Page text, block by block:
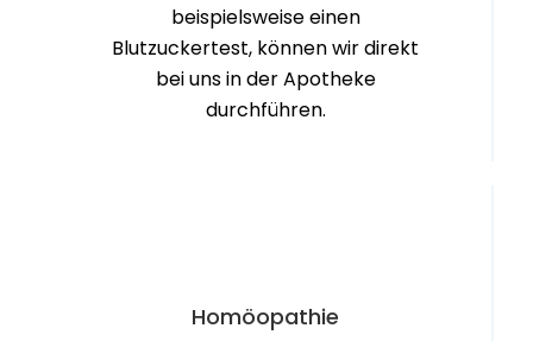
beispielsweise einen
Blutzuckertest, können wir direkt
bei uns in der Apotheke
durchführen.
Homöopathie